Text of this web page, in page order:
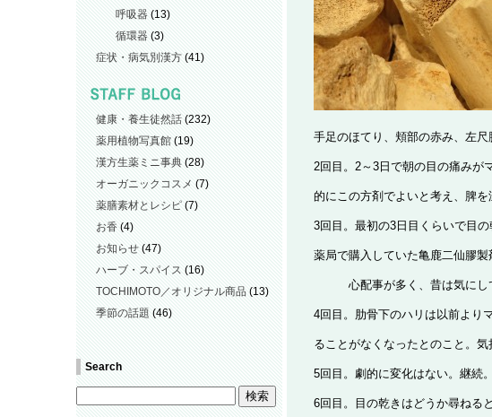
呼吸器(13)
循環器(3)
症状・病気別漢方(41)
健康・養生徒然話(232)
薬用植物写真館(19)
漢方生薬ミニ事典(28)
オーガニックコスメ (7)
薬膳素材とレシピ(7)
お香(4)
お知らせ(47)
ハーブ・スパイス (16)
TOCHIMOTO／オリジナル商品(13)
季節の話題 (46)
Search
手足のほてり、頬部の赤み、左
2回目。2～3日で朝の目の痛みが
的にこの方剤でよいと考え、脾を
3回目。最初の3日目くらいで目
薬局で購入していた亀鹿二仙膠
心配事が多く、昔は気にして
4回目。肋骨下のハリは以前より
ることがなくなったとのこと。
5回目。劇的に変化はない。継続。
6回目。目の乾きはどうか尋ねる